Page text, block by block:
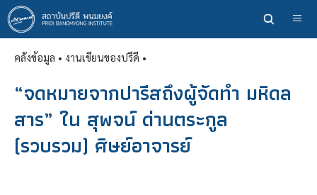
ข้าม
ไป
ยัง
เนื้อหา
คลังข้อมูล • งานเขียนของปรีดี •
“จดหมายจากปารีสถึงผู้จัดทำ มหิดล
สาร” ใน สุพจน์ ด่านตระกูล
(รวบรวม) ศิษย์อาจารย์